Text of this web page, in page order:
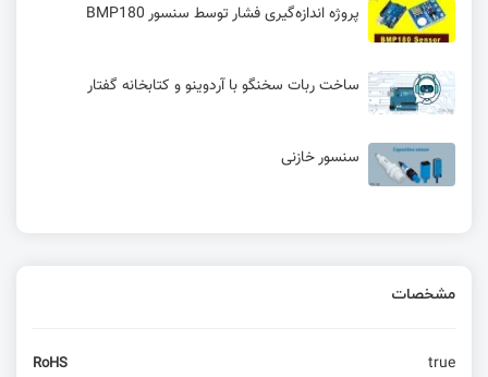
پروژه اندازه‌گیری فشار توسط سنسور BMP180
ساخت ربات سخنگو با آردوینو و کتابخانه گفتار
سنسور خازنی
مشخصات
RoHS true